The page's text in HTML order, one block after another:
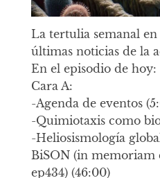
La tertulia semanal en
últimas noticias de la
En el episodio de hoy:
Cara A:
-Agenda de eventos
-Quimiotaxis como
-Heliosismología
BiSON (in memoriam
ep434) (46:00)